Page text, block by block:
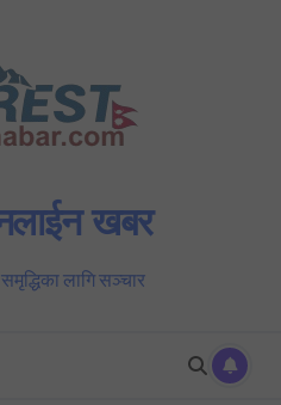
खबर
लागि सञ्चार